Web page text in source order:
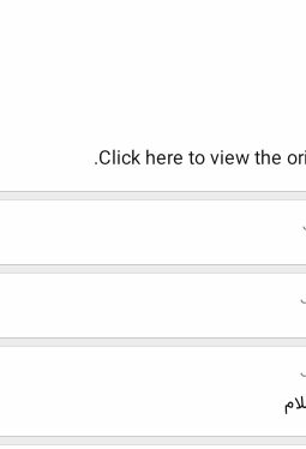
Click here to view the